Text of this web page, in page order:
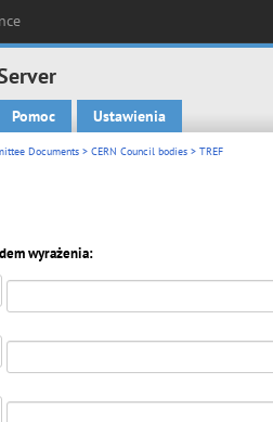
Pomoc Ustawienia
Documents > CERN Council bodies > TREF
wyrażenia: